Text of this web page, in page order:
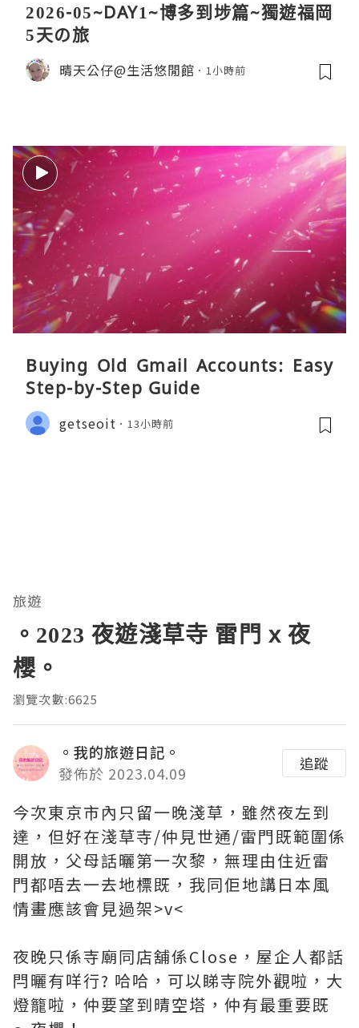
2026-05~DAY1~博多到埗篇~獨遊福岡
5天の旅
晴天公仔@生活悠閒館 1小時前
Buying Old Gmail Accounts: Easy
Step-by-Step Guide
getseoit 13小時前
旅遊
。2023 夜遊淺草寺 雷門 x 夜
櫻。
瀏覽次數:6625
。我的旅遊日記。
發佈於 2023.04.09
追蹤
今次東京市內只留一晚淺草，雖然夜左到
達，但好在淺草寺/仲見世通/雷門既範圍係
開放，父母話曬第一次黎，無理由住近雷
門都唔去一去地標既，我同佢地講日本風
情畫應該會見過架>v<
夜晚只係寺廟同店舖係Close，屋企人都話
閂曬有咩行? 哈哈，可以睇寺院外觀啦，大
燈籠啦，仲要望到晴空塔，仲有最重要既